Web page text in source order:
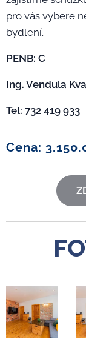
pro vás vybere
bydlení.
PENB: C
Ing. Vendula
Tel: 732 419 933
Cena: